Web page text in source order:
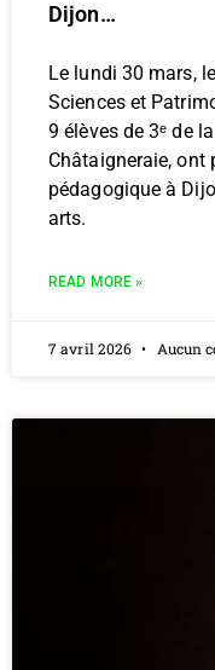
Dijon…
Le lundi 30 mars,
Sciences et
9 élèves de 3ᵉ de
Châtaigneraie, ont
pédagogique à
arts.
READ MORE »
7 avril 2026 Aucun